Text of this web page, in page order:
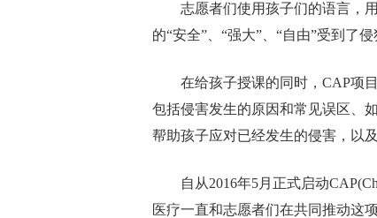
志愿者们使用孩子们的语言，
的“安全”、“强大”、“自由”受到了
在给孩子授课的同时，CAP项
包括侵害发生的原因和常见误区、
帮助孩子应对已经发生的侵害，以
自从2016年5月正式启动
医疗一直和志愿者们在共同推动这